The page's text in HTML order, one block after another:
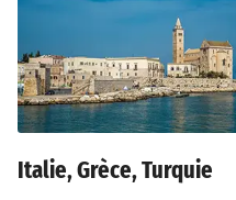
Italie, Grèce, Turquie